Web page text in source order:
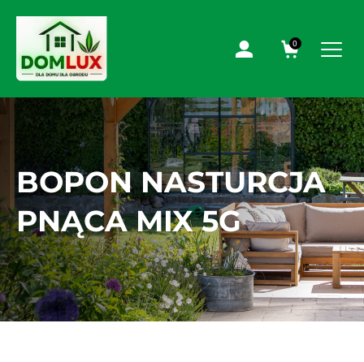
0
BOPON NASTURCJA
PNĄCA MIX 5G